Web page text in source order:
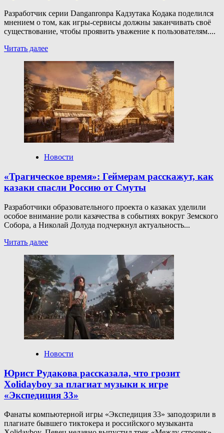
Разработчик серии Danganronpa Кадзутака Кодака поделился
мнением о том, как игры-сервисы должны заканчивать своё
существование, чтобы проявить уважение к пользователям....
Читать далееПрочитать
о
Создатель
Danganronpa
считает,
что
игры-
сервисы
при
закрытии
завершать
Новости
«Трагическое время»: Геймерам расскажут, как
казаки спасли Россию от Смуты
Разработчики образовательного проекта о казаках уделили
особое внимание роли казачества в событиях вокруг Земского
Собора, а Николай Долуда подчеркнул актуальность...
Читать далееПрочитать
о
«Трагическое
время»:
Геймерам
расскажут,
как
казаки
спасли
Россию
от Смуты
Новости
Юрист Рудакова рассказала, что грозит
Xolidayboy за плагиат музыки к игре
«Экспедиция 33»
Фанаты компьютерной игры «Экспедиция 33» заподозрили в
плагиате бывшего тиктокера и российского музыканта